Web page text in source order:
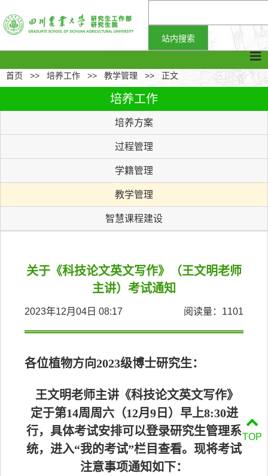
首页 >> 培养工作 >> 教学管理 >> 正文
培养工作
培养方案
过程管理
学籍管理
教学管理
智慧课程建设
关于《科技论文英文写作》（王文明老师
主讲）考试通知
2023年12月04日 08:17 阅读量： 1101
各位植物方向2023级博士研究生：
王文明老师主讲《科技论文英文写作》
定于第14周周六（12月9日）早上8:30进
行，具体考试安排可以登录研究生管理系
统，进入“我的考试”栏目查看。现将考试
注意事项通知如下：
TOP